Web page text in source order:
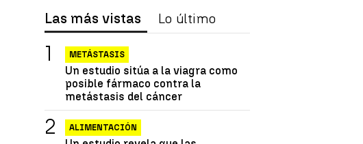
Las más vistas Lo último
METÁSTASIS
Un estudio sitúa a la viagra como
posible fármaco contra la
metástasis del cáncer
ALIMENTACIÓN